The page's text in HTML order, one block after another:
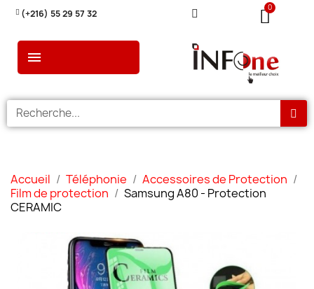
(+216) 55 29 57 32
Accueil Téléphonie
Accessoires de Protection
Film de protection
Samsung A80 - Protection
CERAMIC